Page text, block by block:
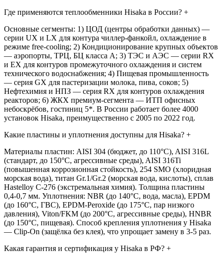
Где применяются теплообменники Hisaka в России? +
Основные сегменты: 1) ЦОД (центры обработки данных) —
серии UX и LX для контура чиллер-фанкойл, охлаждение в
режиме free-cooling; 2) Кондиционирование крупных объектов
— аэропорты, ТРЦ, БЦ класса А; 3) ТЭС и АЭС — серии RX
и EX для контуров промежуточного охлаждения и систем
технического водоснабжения; 4) Пищевая промышленность
— серия GX для пастеризации молока, пива, соков; 5)
Нефтехимия и НПЗ — серия RX для контуров охлаждения
реакторов; 6) ЖКХ премиум-сегмента — ИТП офисных
небоскрёбов, гостиниц 5*. В России работает более 4000
установок Hisaka, преимущественно с 2005 по 2022 год.
Какие пластины и уплотнения доступны для Hisaka? +
Материалы пластин: AISI 304 (бюджет, до 110°C), AISI 316L
(стандарт, до 150°C, агрессивные среды), AISI 316Ti
(повышенная коррозионная стойкость), 254 SMO (хлоридная
морская вода), титан Gr.1/Gr.2 (морская вода, кислоты), сплав
Hastelloy C-276 (экстремальная химия). Толщина пластины
0,4-0,7 мм. Уплотнения: NBR (до 140°C, вода, масла), EPDM
(до 160°C, ГВС), EPDM-Peroxide (до 175°C, пар низкого
давления), Viton/FKM (до 200°C, агрессивные среды), HNBR
(до 150°C, пищевая). Способ крепления уплотнения у Hisaka
— Clip-On (защёлка без клея), что упрощает замену в 3-5 раз.
Какая гарантия и сертификация у Hisaka в РФ? +